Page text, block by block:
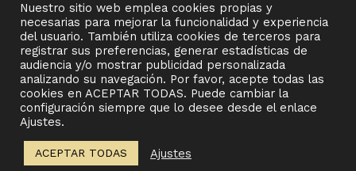
Nuestro sitio web emplea cookies propias y
necesarias para mejorar la funcionalidad y experiencia
del usuario. También utiliza cookies de terceros para
registrar sus preferencias, generar estadísticas de
audiencia y/o mostrar publicidad personalizada
analizando su navegación. Por favor, acepte todas las
cookies en ACEPTAR TODAS. Puede cambiar la
configuración siempre que lo desee desde el enlace
Ajustes.
ACEPTAR TODAS Ajustes